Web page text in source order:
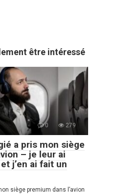
être intéressé
0 279
a pris mon siège
– je leur ai
j’en ai fait un
siège premium dans l’avion